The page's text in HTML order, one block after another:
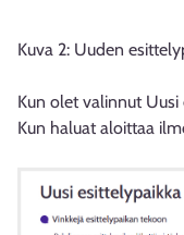
Kuva 2: Uuden
Kun olet valinnut Uusi
Kun haluat aloittaa